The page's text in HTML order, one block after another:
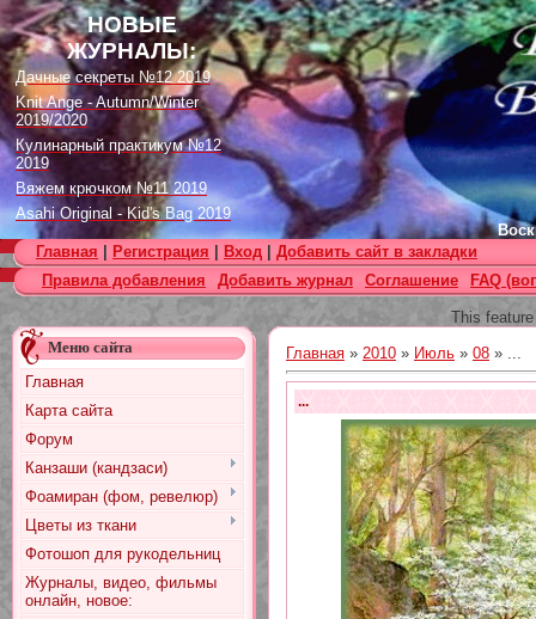
НОВЫЕ
ЖУРНАЛЫ:
Дачные секреты №12 2019
Knit Ange - Autumn/Winter
2019/2020
Кулинарный практикум №12
2019
Вяжем крючком №11 2019
Asahi Original - Kid's Bag 2019
Цветок. Спецвыпуск №4 2019
Designs in Machine Embroidery
№116 2019
Burda Örgü dergisi №2 2019
Loopy Mango Knitting: 34
Fashionable Pieces You Can
Make in a Day
Craft Stamper - January 2020
Главная
Регистрация Вход
Добавить сайт в закладки
Правила добавления
Добавить журнал Соглашение FAQ
This
Меню сайта
Главная
Карта сайта
Форум
Канзаши (кандзаси)
Фоамиран (фом, ревелюр)
Цветы из ткани
Фотошоп для рукодельниц
Журналы, видео, фильмы
онлайн, новое:
Главная » 2010 » Июль » 08 » ...
...